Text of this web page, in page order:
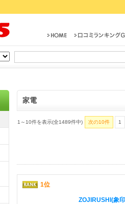
家電
1～10件を表示(全1489件中) 次の10件 1
1位
ZOJIRUSHI(象